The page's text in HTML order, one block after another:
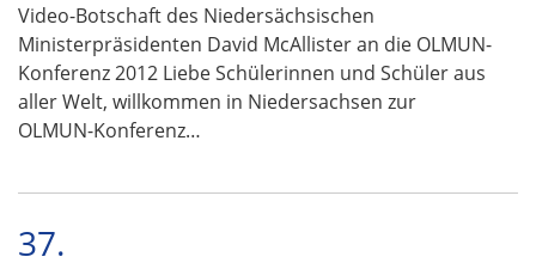
Video-Botschaft des Niedersächsischen
Ministerpräsidenten David McAllister an die OLMUN-
Konferenz 2012 Liebe Schülerinnen und Schüler aus
aller Welt, willkommen in Niedersachsen zur
OLMUN-Konferenz…
37.